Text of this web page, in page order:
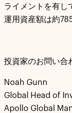
ライメントを有し
運用資産額は約
投資家のお問い合
Noah Gunn
Global Head of
Apollo Global